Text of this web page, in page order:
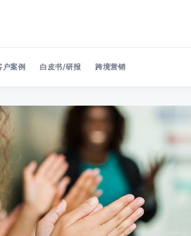
户案例 白皮书/研报 跨境营销